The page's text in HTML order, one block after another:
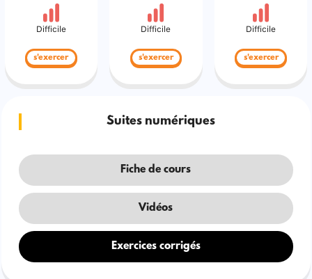
Difficile
s'exercer
Difficile
s'exercer
Difficile
s'exercer
Suites numériques
Fiche de cours
Vidéos
Exercices corrigés